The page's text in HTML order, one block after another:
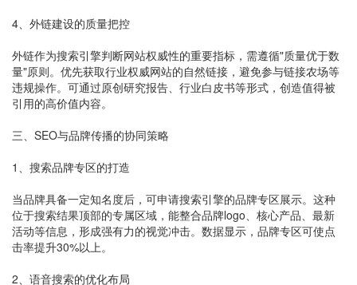
4、外链建设的质量把控
外链作为搜索引擎判断网站权威性的重要指标，需遵循"质量优于数
量"原则。优先获取行业权威网站的自然链接，避免参与链接农场等
违规操作。可通过原创研究报告、行业白皮书等形式，创造值得被
引用的高价值内容。
三、SEO与品牌传播的协同策略
1、搜索品牌专区的打造
当品牌具备一定知名度后，可申请搜索引擎的品牌专区展示。这种
位于搜索结果顶部的专属区域，能整合品牌logo、核心产品、最新
活动等信息，形成强有力的视觉冲击。数据显示，品牌专区可使点
击率提升30%以上。
2、语音搜索的优化布局